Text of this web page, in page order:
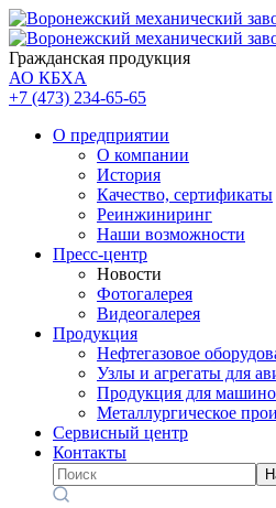
Гражданская продукция
АО КБХА
+7 (473) 234-65-65
О предприятии
О компании
История
Качество, сертификаты
Реинжиниринг
Наши возможности
Пресс-центр
Новости
Фотогалерея
Видеогалерея
Продукция
Нефтегазовое
Узлы и агрегаты для
Продукция для
Металлургическое
Сервисный центр
Контакты